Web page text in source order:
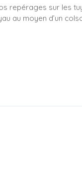
repérages sur les
au moyen d’un